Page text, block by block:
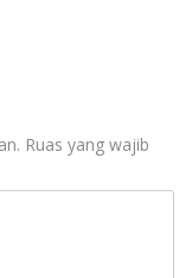
Ruas yang wajib